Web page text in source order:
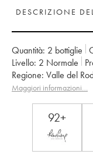
DESCRIZIONE
Quantità: 2 bottiglie
Livello: 2 Normale
Regione:
Valle del
Proprietario:
Domaine
Maggiori informazioni…
92+